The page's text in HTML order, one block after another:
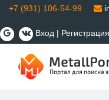
+7 (931) 106-54-99
Вход | Регистрация